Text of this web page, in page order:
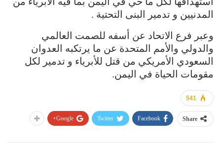
المدنيين و تدمير البنى التحتية .
وعبر فرع الاتحاد عن أسفه للصمت العالمي
والدولي والأمم المتحدة عن ما يرتكبه العدوان
السعودي الأمريكي من قتل للأبرياء و تدمير لكل
مقومات الحياة في اليمن.
541
Share
Facebook
Twitter
Google+